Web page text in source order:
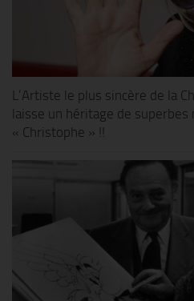
L’Artiste le plus sincère de la
laisse un héritage de
« Christophe » !!